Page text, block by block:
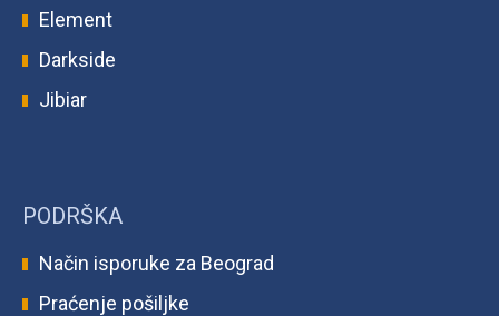
Element
Darkside
Jibiar
PODRŠKA
Način isporuke za Beograd
Praćenje pošiljke